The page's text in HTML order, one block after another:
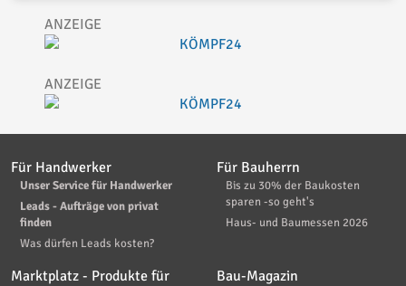
Für Handwerker
Unser Service für Handwerker
Leads - Aufträge von privat
finden
Was dürfen Leads kosten?
Für Bauherrn
Bis zu 30% der Baukosten
sparen -so geht's
Haus- und Baumessen 2026
Marktplatz - Produkte für
Bau-Magazin